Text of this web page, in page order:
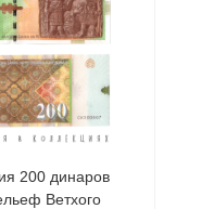
200 динаров
Ветхого